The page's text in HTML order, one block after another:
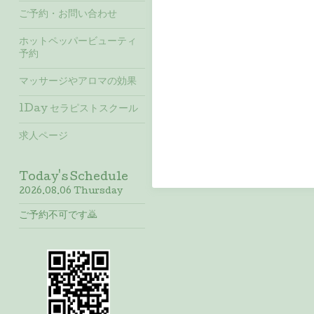
ご予約・お問い合わせ
ホットペッパービューティ
予約
マッサージやアロマの効果
1Day セラピストスクール
求人ページ
Today's Schedule
2026.08.06 Thursday
ご予約不可です🙇